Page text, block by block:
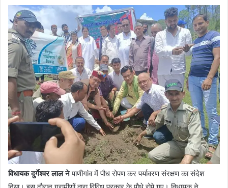
विधायक दुर्गेश्वर लाल नेपाणीगांव में पौध रोपण कर पर्यावरण संरक्षण का संदेश